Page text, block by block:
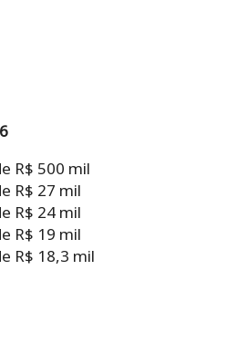
R$ 500 mil
R$ 27 mil
R$ 24 mil
R$ 19 mil
R$ 18,3 mil